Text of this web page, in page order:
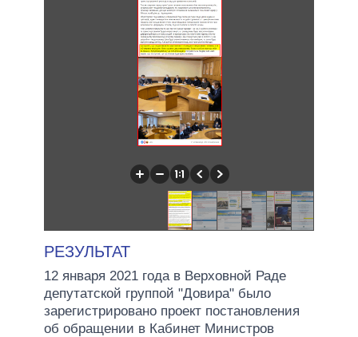
РЕЗУЛЬТАТ
12 января 2021 года в Верховной Раде
депутатской группой "Довира" было
зарегистрировано проект постановления
об обращении в Кабинет Министров